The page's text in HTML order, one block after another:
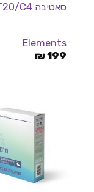
סאטיבה T20/C4
Elements
199
₪